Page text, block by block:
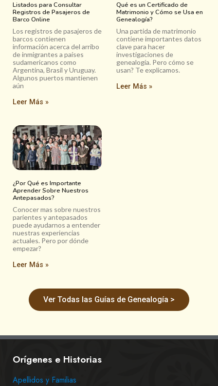
Listados para Consultar
Registros de Pasajeros de
Barco Online
Los registros de pasajeros de
barcos contienen
información acerca del arribo
de inmigrantes a países
sudamericanos como
Argentina, Brasil y Uruguay.
Algunos puertos mantienen
aún
Leer Más »
Qué es un Certificado de
Matrimonio y Cómo se Usa en
Genealogía?
Una partida de matrimonio
contiene importantes datos
clave para hacer
investigaciones de
genealogía. Pero cómo se
usan? Te explicamos.
Leer Más »
¿Por Qué es Importante
Aprender Sobre Nuestros
Antepasados?
Conocer mas sobre nuestros
parientes y antepasados
puede ayudarnos a entender
nuestras experiencias
actuales. Pero por dónde
empezar?
Leer Más »
Ver Todas las Guías de Genealogía >
Orígenes e Historias
Apellidos y Familias